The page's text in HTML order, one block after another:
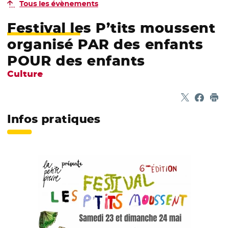
Tous les évènements
Festival les P’tits moussent
organisé PAR des enfants
POUR des enfants
Culture
Partager
- Nouvelle
-
Infos pratiques